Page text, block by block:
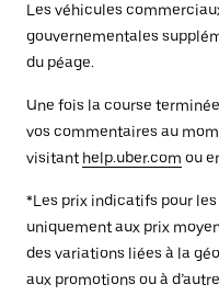
Les véhicules
gouvernementales
du péage.
Une fois la course
vos commentaires au
visitant help.uber.com ou
*Les prix indicatifs pour
uniquement aux prix
des variations liées à la
aux promotions ou à